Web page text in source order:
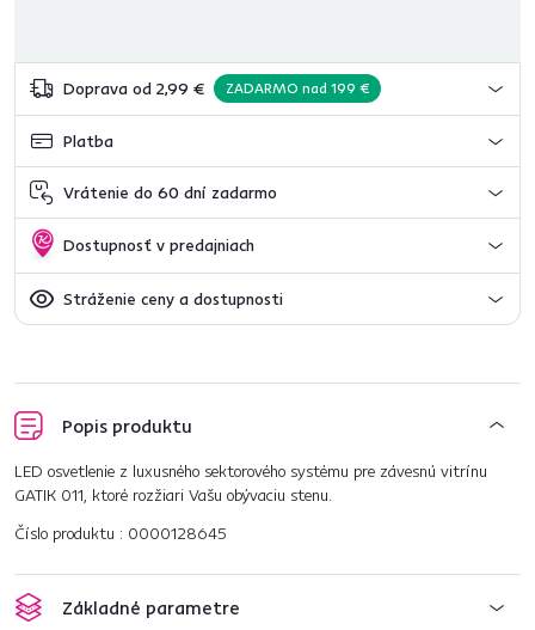
Doprava od 2,99 € ZADARMO nad 199 €
Platba
Vrátenie do 60 dní zadarmo
Dostupnosť v predajniach
Stráženie ceny a dostupnosti
Popis produktu
LED osvetlenie z luxusného sektorového systému pre závesnú vitrínu
GATIK 011, ktoré rozžiari Vašu obývaciu stenu.
Číslo produktu : 0000128645
Základné parametre